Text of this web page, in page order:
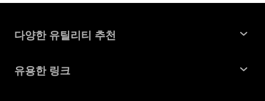
다양한 유틸리티 추천
윈도우 데이터 복구
유용한 링크